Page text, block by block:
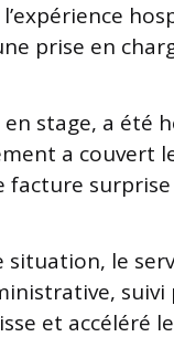
prise en
en stage, a été
a couvert
facture
situation, le
et accéléré